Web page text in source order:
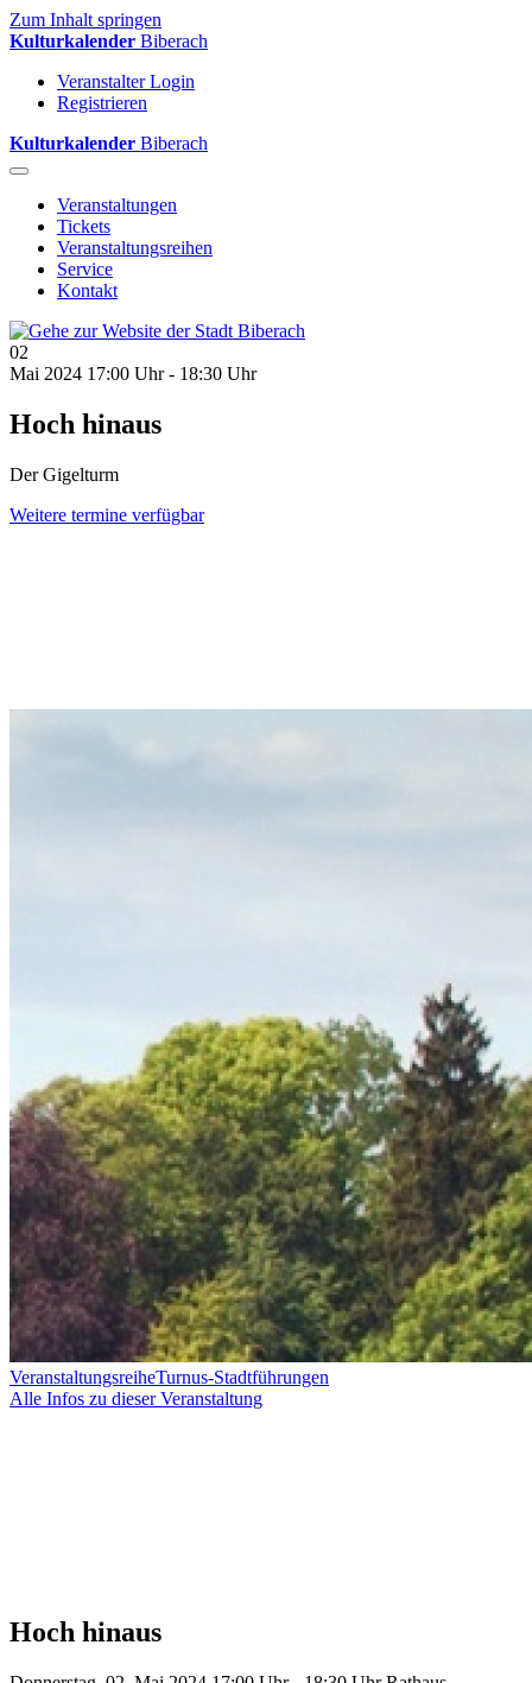
Zum Inhalt springen
Kulturkalender Biberach
Veranstalter Login
Registrieren
Kulturkalender Biberach
Veranstaltungen
Tickets
Veranstaltungsreihen
Service
Kontakt
02
Mai 2024 17:00 Uhr - 18:30 Uhr
Hoch hinaus
Der Gigelturm
Weitere termine verfügbar
VeranstaltungsreiheTurnus-Stadtführungen
Alle Infos zu dieser Veranstaltung
Hoch hinaus